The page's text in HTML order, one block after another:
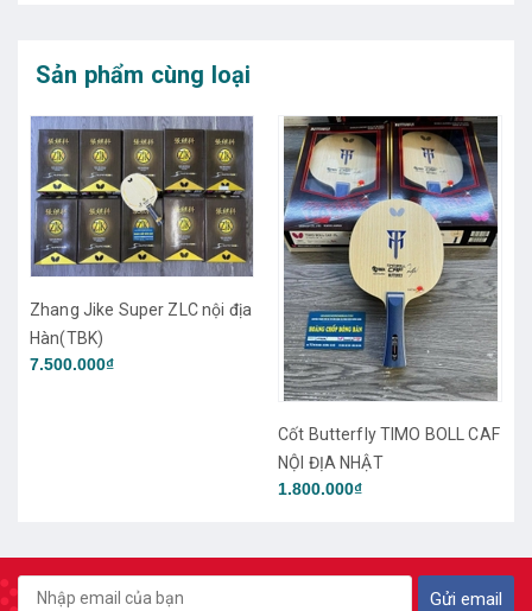
Sản phẩm cùng loại
Cốt Cho Dae Seong TMX Pro
3.900.000₫
Gửi email